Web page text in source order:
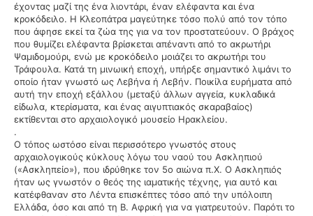
έχοντας μαζί της ένα λιοντάρι, έναν ελέφαντα και ένα
κροκόδειλο. Η Κλεοπάτρα μαγεύτηκε τόσο πολύ από τον τόπο
που άφησε εκεί τα ζώα της για να τον προστατεύουν. Ο βράχος
που θυμίζει ελέφαντα βρίσκεται απέναντι από το ακρωτήρι
Ψαμιδομούρι, ενώ με κροκόδειλο μοιάζει το ακρωτήρι του
Τράφουλα. Κατά τη μινωική εποχή, υπήρξε σημαντικό λιμάνι το
οποίο ήταν γνωστό ως Λεβήνα ή Λεβήν. Ποικίλα ευρήματα από
αυτή την εποχή εξάλλου (μεταξύ άλλων αγγεία, κυκλαδικά
είδωλα, κτερίσματα, και ένας αιγυπτιακός σκαραβαίος)
εκτίθενται στο αρχαιολογικό μουσείο Ηρακλείου.
.
Ο τόπος ωστόσο είναι περισσότερο γνωστός στους
αρχαιολογικούς κύκλους λόγω του ναού του Ασκληπιού
(«Ασκληπείο»), που ιδρύθηκε τον 5ο αιώνα π.Χ. Ο Ασκληπιός
ήταν ως γνωστόν ο θεός της ιαματικής τέχνης, για αυτό και
κατέφθαναν στο Λέντα επισκέπτες τόσο από την υπόλοιπη
Ελλάδα, όσο και από τη Β. Αφρική για να γιατρευτούν. Παρότι το